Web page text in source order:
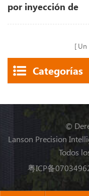
por inyección de
plástico
Categorías
©
Lanson Precision
Todos
粤ICP备